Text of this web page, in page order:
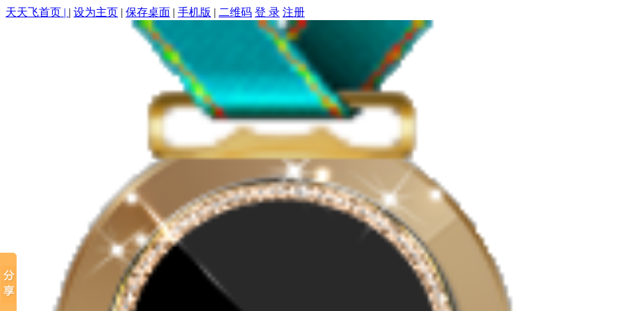
天天飞首页 | | 设为主页 | 保存桌面 | 手机版 | 二维码 登 录 注册